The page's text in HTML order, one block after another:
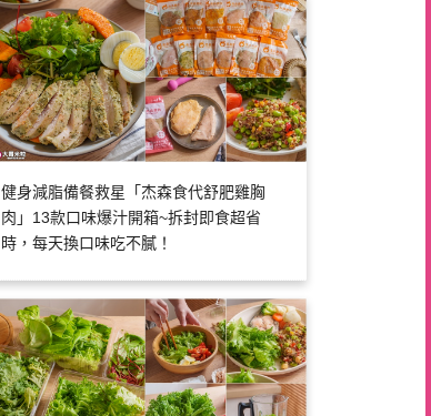
健身減脂備餐救星「杰森食代舒肥雞胸
肉」13款口味爆汁開箱~拆封即食超省
時，每天換口味吃不膩！